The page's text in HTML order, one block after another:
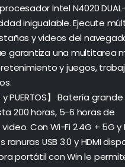
Intel N4020
inigualable. Ejecute
y videos del
garantiza una multitarea
y juegos,
y PUERTOS】 Batería
200 horas, 5-6 horas de
Con Wi-Fi 2.4G + 5G
ranuras USB 3.0 y HDMI
portátil con Win le